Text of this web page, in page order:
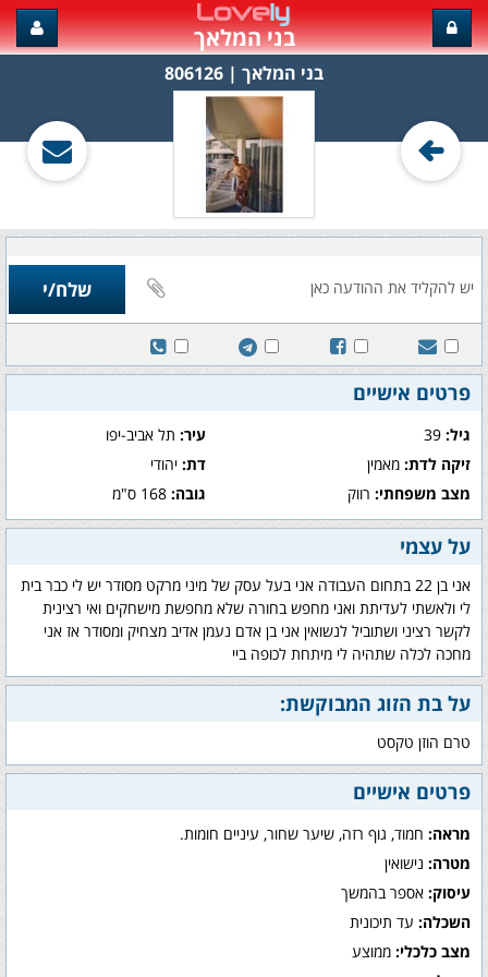
בני המלאך
בני המלאך‏ | 806126
פרטים אישיים
גיל: עיר:תל אביב-יפו
זיקה לדת: מאמין דת:יהודי
מצב משפחתי: רווק גובה:168 ס"מ
על עצמי
אני בן 22 בתחום העבודה אני בעל עסק של מיני מרקט מסודר יש לי כבר בית
לי ולאשתי לעדיתת ואני מחפש בחורה שלא מחפשת מישחקים ואי רצינית
לקשר רציני ושתוביל לנשואין אני בן אדם נעמן אדיב מצחיק ומסודר אז אני
מחכה לכלה שתהיה לי מיתחת לכופה ביי
על בת הזוג המבוקשת:
טרם הוזן טקסט
פרטים אישיים
מראה: חמוד, גוף רזה, שיער שחור, עיניים חומות.
מטרה: נישואין
עיסוק: אספר בהמשך
השכלה: עד תיכונית
מצב כלכלי: ממוצע